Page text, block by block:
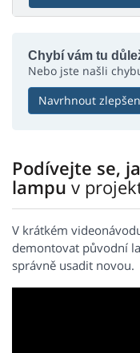
Chybí vám tu
Nebo jste našli
Navrhnout
Podívejte se,
lampuv
V krátkém
demontovat původní
správně usadit novou.